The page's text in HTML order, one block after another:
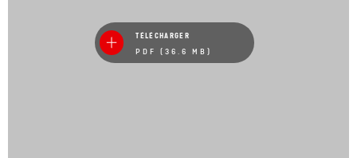
TÉLÉCHARGER
PDF (36.6 MB)